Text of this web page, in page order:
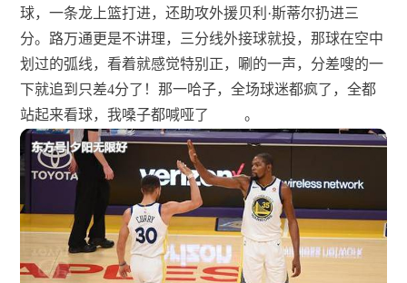
球，一条龙上篮打进，还助攻外援贝利·斯蒂尔扔进三
分。路万通更是不讲理，三分线外接球就投，那球在空中
划过的弧线，看着就感觉特别正，唰的一声，分差嗖的一
下就追到只差4分了！那一哈子，全场球迷都疯了，全都
站起来看球，我嗓子都喊哑了
。